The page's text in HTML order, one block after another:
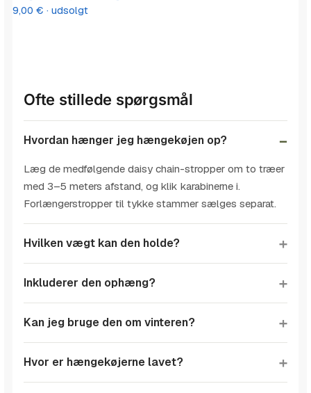
9,00 € · udsolgt
Ofte stillede spørgsmål
Hvordan hænger jeg hængekøjen op?
Læg de medfølgende daisy chain-stropper om to træer
med 3–5 meters afstand, og klik karabinerne i.
Forlængerstropper til tykke stammer sælges separat.
Hvilken vægt kan den holde?
Inkluderer den ophæng?
Kan jeg bruge den om vinteren?
Hvor er hængekøjerne lavet?